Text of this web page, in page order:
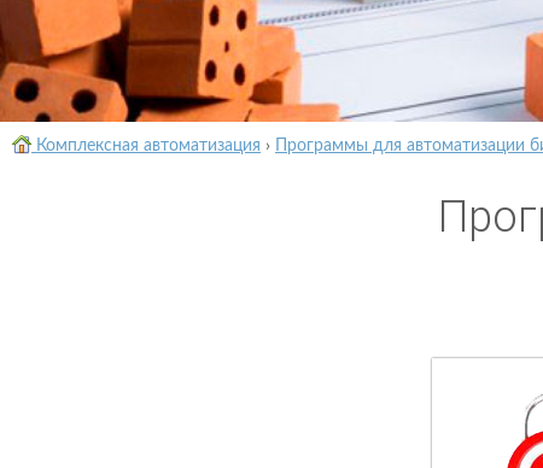
Комплексная автоматизация › Программы для автоматизации